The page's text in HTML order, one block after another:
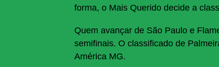
forma, o Mais Querido decide a
Quem avançar de São Paulo e
semifinais. O classificado de
América MG.